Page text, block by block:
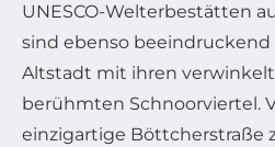
UNESCO-Welterbestätten
sind ebenso beeindruckend
Altstadt mit ihren
berühmten Schnoorviertel.
einzigartige Böttcherstraße